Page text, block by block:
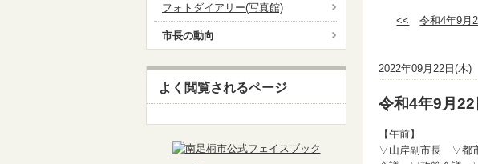
<< 令和4年9月
2022年09月22日(木)
令和4年9月22
【午前】
▽山岸副市長 ▽都
フォトダイアリー(写真館)
市長の動向
よく閲覧されるページ